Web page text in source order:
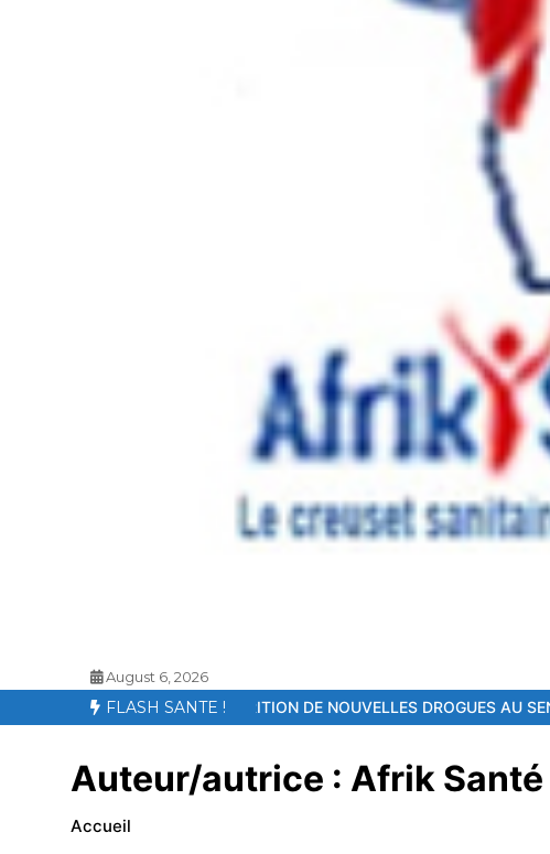
August 6, 2026
FLASH SANTE !
APPARITION DE NOUVELLES DROGUES AU SENEGAL – LE KOSH, UN
Auteur/autrice : Afrik Santé
Accueil